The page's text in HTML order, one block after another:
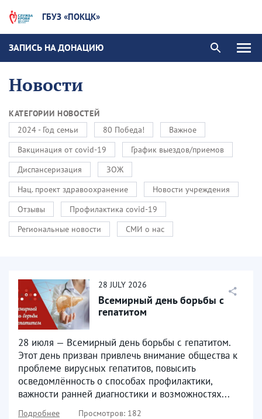
ГБУЗ «ПОКЦК»
ЗАПИСЬ НА ДОНАЦИЮ
Новости
КАТЕГОРИИ НОВОСТЕЙ
2024 - Год семьи
80 Победа!
Важное
Вакцинация от covid-19
График выездов/приемов
Диспансеризация
ЗОЖ
Нац. проект здравоохранение
Новости учреждения
Отзывы
Профилактика covid-19
Региональные новости
СМИ о нас
28 JULY 2026
Всемирный день борьбы с
гепатитом
28 июля — Всемирный день борьбы с гепатитом.
Этот день призван привлечь внимание общества к
проблеме вирусных гепатитов, повысить
осведомлённость о способах профилактики,
важности ранней диагностики и возможностях...
Подробнее Просмотров: 182